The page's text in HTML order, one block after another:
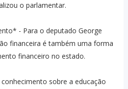
o parlamentar.
- Para o deputado George
financeira é também uma forma
financeiro no estado.
sobre a educação